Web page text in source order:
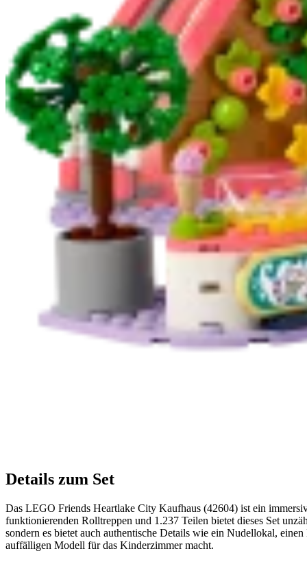
Details zum Set
Das LEGO Friends Heartlake City Kaufhaus (42604) ist ein
funktionierenden Rolltreppen und 1.237 Teilen bietet dieses Set
sondern es bietet auch authentische Details wie ein Nudellokal,
auffälligen Modell für das Kinderzimmer macht.